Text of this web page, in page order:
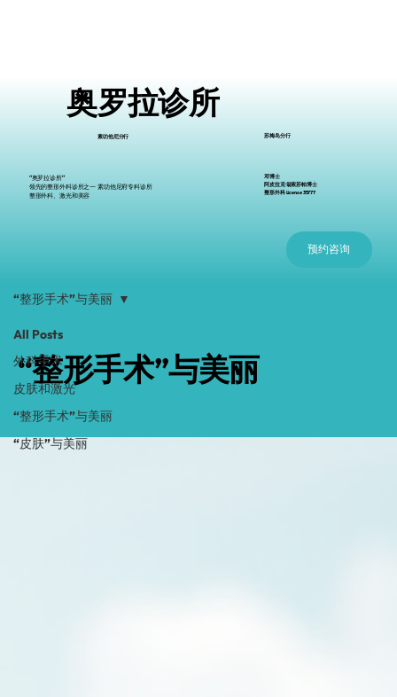
素叻他尼分行 苏梅岛分行
邓博士
阿皮拉克·翁索苏帕博士
整形外科 License 35777
奥罗拉诊所
预约咨询
“奥罗拉诊所”
领先的整形外科诊所之一 素叻他尼府专科诊所
整形外科、激光和美容
All Posts
外科手术
皮肤和激光
“整形手术”与美丽
“皮肤”与美丽
“整形手术”与美丽
“整形手术”与美丽